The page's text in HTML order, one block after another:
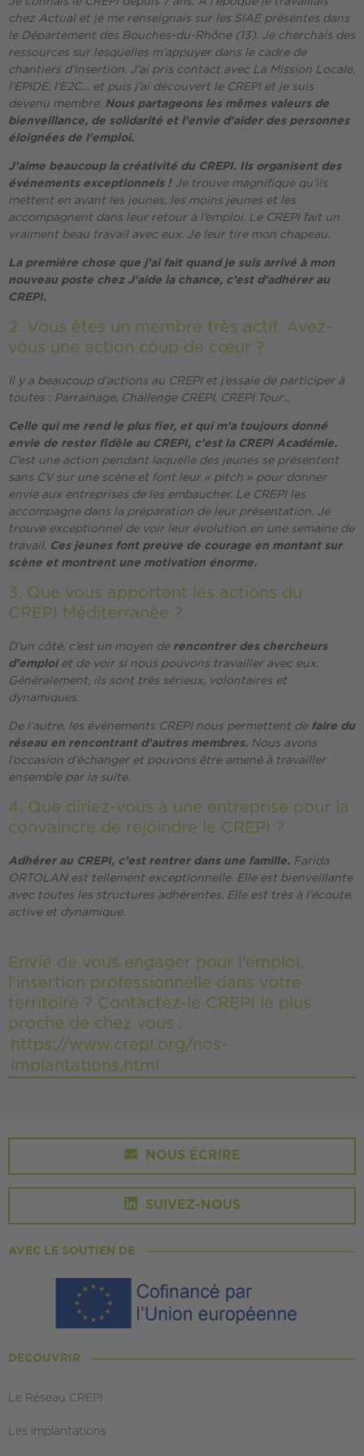
chez Actual et je me renseignais sur les SIAE présentes dans
le Département des Bouches-du-Rhône (13). Je cherchais des
ressources sur lesquelles m’appuyer dans le cadre de
chantiers d’insertion. J’ai pris contact avec La Mission Locale,
l’EPIDE, l’E2C… et puis j’ai découvert le CREPI et je suis
devenu membre. Nous partageons les mêmes valeurs de
bienveillance, de solidarité et l’envie d’aider des personnes
éloignées de l’emploi.
J’aime beaucoup la créativité du CREPI. Ils organisent des
événements exceptionnels !Je trouve magnifique qu’ils
mettent en avant les jeunes, les moins jeunes et les
accompagnent dans leur retour à l’emploi. Le CREPI fait un
vraiment beau travail avec eux. Je leur tire mon chapeau.
La première chose que j’ai fait quand je suis arrivé à mon
nouveau poste chez J’aide la chance, c’est d’adhérer au
CREPI.
2. Vous êtes un membre très actif. Avez-
vous une action coup de cœur ?
Il y a beaucoup d’actions au CREPI et j’essaie de participer à
toutes : Parrainage, Challenge CREPI, CREPI Tour…
Celle qui me rend le plus fier, et qui m’a toujours donné
envie de rester fidèle au CREPI, c’est la CREPI Académie.
C’est une action pendant laquelle des jeunes se présentent
sans CV sur une scène et font leur « pitch » pour donner
envie aux entreprises de les embaucher. Le CREPI les
accompagne dans la préparation de leur présentation. Je
trouve exceptionnel de voir leur évolution en une semaine de
travail.
Ces jeunes font preuve de courage en montant sur
scène et montrent une motivation énorme.
3. Que vous apportent les actions du
CREPI Méditerranée ?
D’un côté, c’est un moyen de rencontrer des chercheurs
d’emploiet de voir si nous pouvons travailler avec eux.
Généralement, ils sont très sérieux, volontaires et
dynamiques.
De l’autre, les événements CREPI nous permettent de faire du
réseau en rencontrant d’autres membres. Nous avons
l’occasion d’échanger et pouvons être amené à travailler
ensemble par la suite.
4. Que diriez-vous à une entreprise pour la
convaincre de rejoindre le CREPI ?
Adhérer au CREPI, c’est rentrer dans une famille. Farida
ORTOLAN est tellement exceptionnelle. Elle est bienveillante
avec toutes les structures adhérentes. Elle est très à l’écoute,
active et dynamique.
Envie de vous engager pour l’emploi,
l’insertion professionnelle dans votre
territoire ? Contactez-le CREPI le plus
proche de chez vous :
https://www.crepi.org/nos-
implantations.html
NOUS ÉCRIRE
SUIVEZ-NOUS
AVEC LE SOUTIEN DE
DÉCOUVRIR
Le Réseau CREPI
Les implantations